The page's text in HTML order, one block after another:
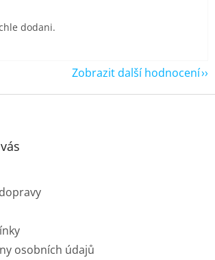
dodani.
Zobrazit další hodnocení
osobních údajů